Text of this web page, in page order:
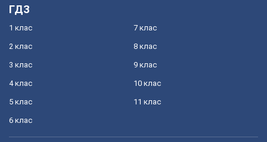
ГДЗ
1 клас
2 клас
3 клас
4 клас
5 клас
6 клас
7 клас
8 клас
9 клас
10 клас
11 клас